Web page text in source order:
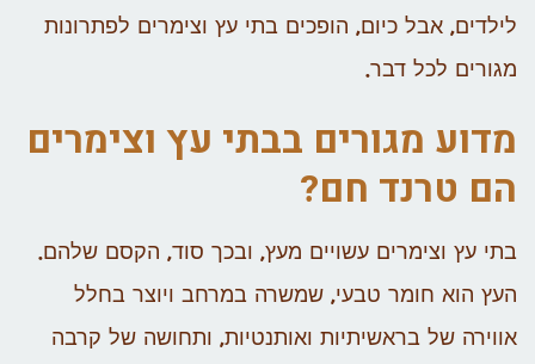
לילדים, אבל כיום, הופכים בתי עץ וצימרים לפתרונות
מגורים לכל דבר.
מדוע מגורים בבתי עץ וצימרים
הם טרנד חם?
בתי עץ וצימרים עשויים מעץ, ובכך סוד, הקסם שלהם.
העץ הוא חומר טבעי, שמשרה במרחב ויוצר בחלל
אווירה של בראשיתיות ואותנטיות, ותחושה של קרבה